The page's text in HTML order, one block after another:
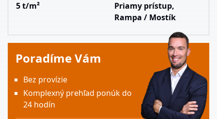
5 t/m²
Priamy prístup,
Rampa / Mostík
Poradíme Vám
Bez provízie
Komplexný prehľad ponúk do
24 hodín